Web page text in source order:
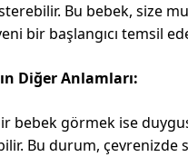
Bu bebek, size
bir başlangıcı temsil
Diğer Anlamları:
bebek görmek ise
Bu durum, çevrenizde